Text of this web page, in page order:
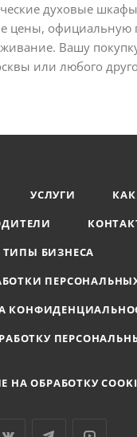
духовые
цены, официальную
Вашу
или любого
УСЛУГИ
ТИПЫ БИЗНЕСА
НА ОБРАБОТКУ